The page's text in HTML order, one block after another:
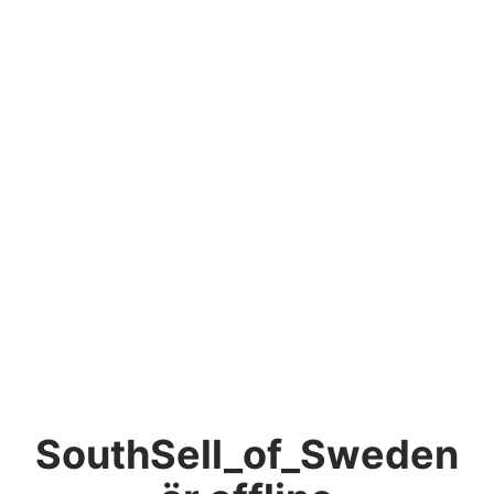
SouthSell_of_Sweden